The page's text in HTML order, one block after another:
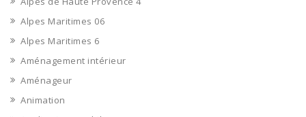
Alpes Maritimes 06
Alpes Maritimes 6
Aménagement intérieur
Aménageur
Animation